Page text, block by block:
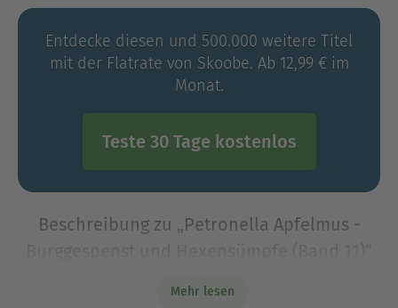
Entdecke diesen und 500.000 weitere Titel
mit der Flatrate von Skoobe. Ab 12,99 € im
Monat.
Teste 30 Tage kostenlos
Beschreibung zu „Petronella Apfelmus -
Petronella Apfelmus - die magische Kinderbuch-
Mehr lesen